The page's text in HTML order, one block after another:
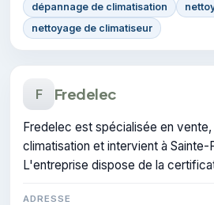
dépannage de climatisation
nettoyage de climatiseur
F Fredelec
Fredelec est spécialisée en vente,
climatisation et intervient à
L'entreprise dispose de la
ADRESSE